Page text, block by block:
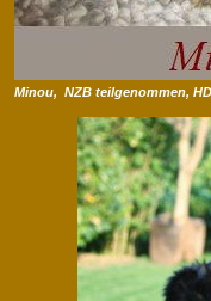
Minou, NZB teilgenommen,